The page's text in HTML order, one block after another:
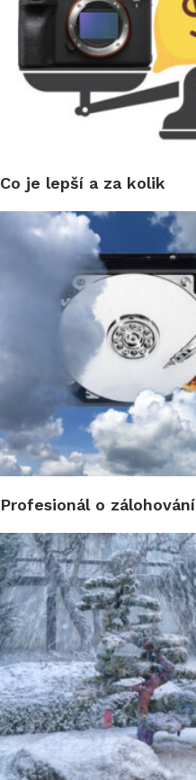
Co je lepší a za kolik
Profesionál o zálohování